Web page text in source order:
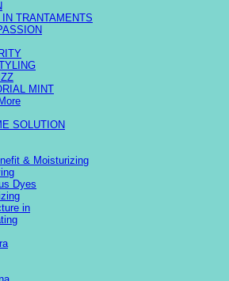
IN TRANTAMENTS
MINT
SOLUTION
& Moisturizing
Dyes
in